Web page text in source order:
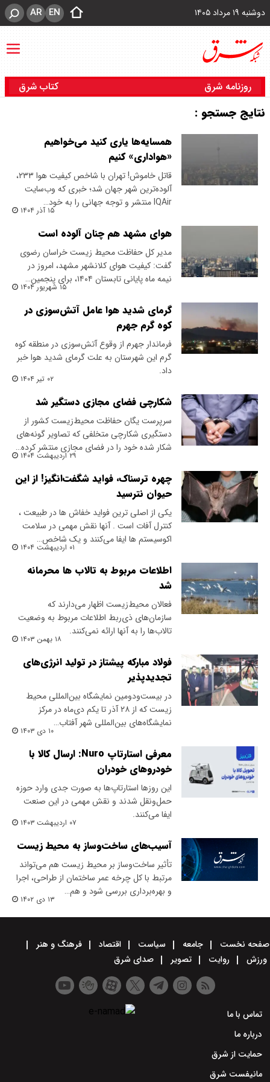
دوشنبه ۱۹ مرداد ۱۴۰۵ EN
AR
روزنامه شرق کتاب شرق
نتایج جستجو :
همسایه‌ها یاری کنید می‌خواهیم
«هواداری» کنیم
قاتل خاموش! تهران با شاخص کیفیت هوا ۲۳۳،
آلوده‌‌ترین شهر جهان شد؛ خبری که وب‌سایت
IQAir منتشر و توجه جهانی را به خود…
۱۵ آذر ۱۴۰۴
هوای مشهد هم چنان آلوده است
مدیر کل حفاظت محیط زیست خراسان رضوی
گفت: کیفیت هوای کلانشهر مشهد، امروز در
نیمه ماه پایانی تابستان ۱۴۰۴، برای پنجمین…
۱۵ شهریور ۱۴۰۴
گرمای شدید هوا عامل آتش‌سوزی در
کوه گرم جهرم
فرماندار جهرم از وقوع آتش‌سوزی در منطقه کوه
گرم این شهرستان به علت گرمای شدید هوا خبر
داد.
۰۲ تیر ۱۴۰۴
شکارچی فضای مجازی دستگیر شد
سرپرست یگان حفاظت محیط‌زیست کشور از
دستگیری شکارچی متخلفی که تصاویر گونه‌های
شکار شده خود را در فضای مجازی منتشر کرده…
۲۹ اردیبهشت ۱۴۰۴
چهره ترسناک، فواید شگفت‌انگیز! از این
حیوان نترسید
یکی از اصلی ترین فواید خفاش ها در طبیعت ،
کنترل آفات است . آنها نقش مهمی در سلامت
اکوسیستم ها ایفا می‌کنند و یک شاخص…
۰۱ اردیبهشت ۱۴۰۴
اطلاعات مربوط به تالاب ها محرمانه
شد
فعالان محیط‌زیست اظهار می‌دارند که
سازمان‌های ذی‌ربط اطلاعات مربوط به وضعیت
تالاب‌ها را به آنها ارائه نمی‌کنند.
۱۸ بهمن ۱۴۰۳
فولاد مبارکه پیشتاز در تولید انرژی‌های
تجدید‌پذیر
در بیست‌و‌دومین نمایشگاه بین‌المللی محیط‌
زیست که از ۲۸ آذر تا یکم دی‌ماه در مرکز
نمایشگاه‌های بین‌المللی شهر آفتاب…
۱۰ دی ۱۴۰۳
معرفی استارتاپ Nuro: ارسال کالا با
خودروهای خودران
این روزها استارتاپ‌ها به صورت جدی وارد حوزه
حمل‌ونقل شدند و نقش مهمی در این صنعت
ایفا می‌کنند.
۰۷ اردیبهشت ۱۴۰۳
آسیب‌های ساخت‌وساز به محیط زیست
تأثیر ساخت‌وساز بر محیط زیست هم می‌‌تواند
مرتبط با کل چرخه عمر ساختمان از طراحی، اجرا
و بهره‌‌برداری بررسی شود و هم…
۱۳ دی ۱۴۰۲
صفحه نخست جامعه سیاست اقتصاد
فرهنگ و هنر
ورزش
روایت تصویر صدای شرق
تماس با ما
درباره ما
حمایت از شرق
مانیفست شرق